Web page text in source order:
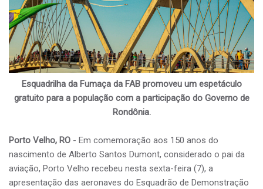
Esquadrilha da Fumaça da FAB promoveu um espetáculo
gratuito para a população com a participação do Governo de
Rondônia.
Porto Velho, RO - Em comemoração aos 150 anos do
nascimento de Alberto Santos Dumont, considerado o pai da
aviação, Porto Velho recebeu nesta sexta-feira (7), a
apresentação das aeronaves do Esquadrão de Demonstração